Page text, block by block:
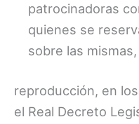
patrocinadoras
quienes se
sobre las
reproducción, en
el Real Decreto